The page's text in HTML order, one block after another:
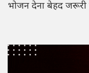
भोजन देना बेहद जरूरी